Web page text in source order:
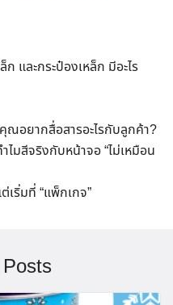
และกระป๋องเหล็ก มีอะไร
อยากสื่อสารอะไรกับลูกค้า?
มสีจริงกับหน้าจอ “ไม่เหมือน
เริ่มที่ “แพ็กเกจ”